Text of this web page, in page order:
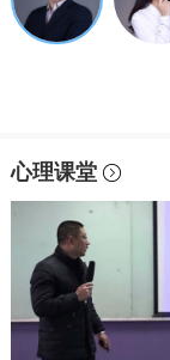
心理课堂